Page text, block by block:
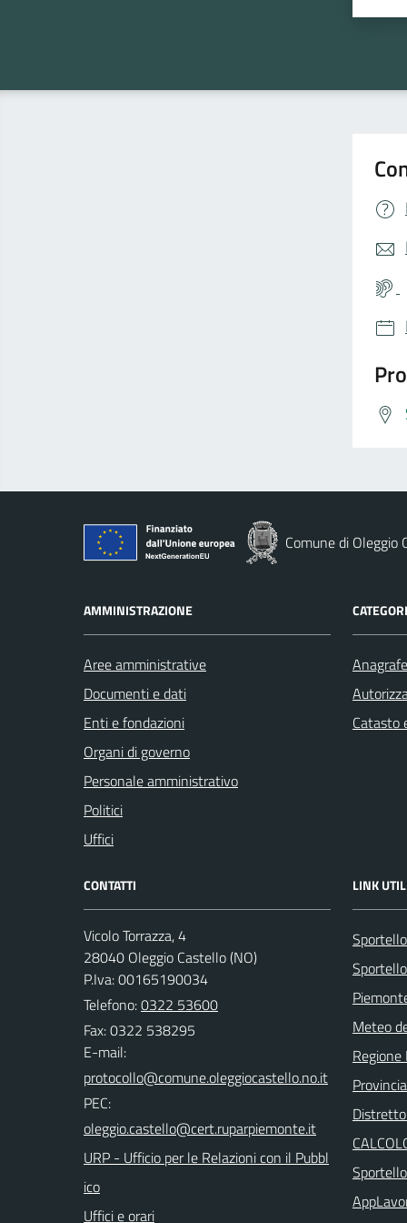
Comune di Oleggio
AMMINISTRAZIONE
Aree amministrative
Documenti e dati
Enti e fondazioni
Organi di governo
Personale amministrativo
Politici
Uffici
Catasto
CONTATTI
Vicolo Torrazza, 4
28040 Oleggio Castello (NO)
P.Iva: 00165190034
Telefono:0322 53600
Fax: 0322 538295
E-mail:
PEC:
URP - Ufficio per le Relazioni con il Pubbl
ico
Uffici e orari
LINK
Meteo